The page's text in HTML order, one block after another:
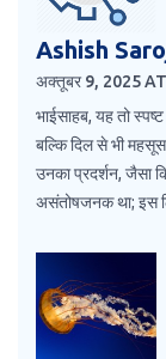
Ashish
अक्तूबर 9, 2025
भाईसाहब, यह तो
बल्कि दिल से भी
उनका प्रदर्शन, जैसा
असंतोषजनक था; इस